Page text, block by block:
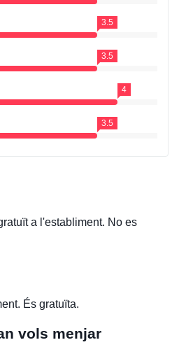
3.5
3.5
4
3.5
a l'establiment. No es
És gratuïta.
vols menjar